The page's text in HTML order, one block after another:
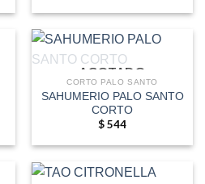
AGOTADO
CORTO PALO SANTO
SAHUMERIO PALO SANTO
CORTO
$544